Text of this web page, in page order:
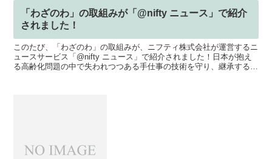
「わざのわ」の取組みが「@nifty ニュース」で紹介
されました！
このたび、「わざのわ」の取組みが、ニフティ株式会社が運営するニ
ュースサービス「@nifty ニュース」で紹介されました！日本が抱え
る高齢化問題の中で失われつつある手仕事の技術を守り、継承するた